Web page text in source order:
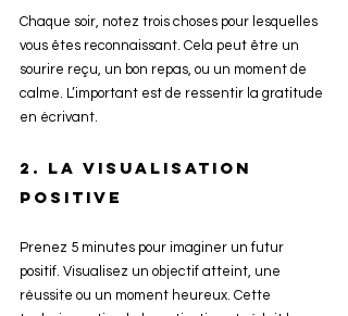
Chaque soir, notez trois choses pour lesquelles
vous êtes reconnaissant. Cela peut être un
sourire reçu, un bon repas, ou un moment de
calme. L’important est de ressentir la gratitude
en écrivant.
2. La visualisation
positive
Prenez 5 minutes pour imaginer un futur
positif. Visualisez un objectif atteint, une
réussite ou un moment heureux. Cette